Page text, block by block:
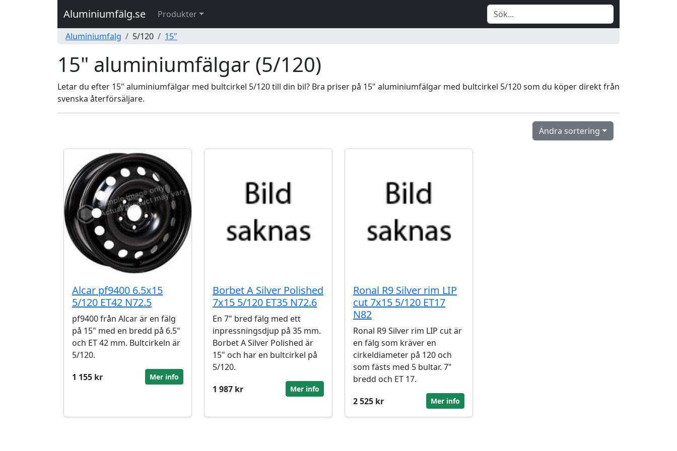
Aluminiumfälg.se
Produkter
Aluminiumfalg
5/120 15"
15" aluminiumfälgar (5/120)
Letar du efter 15" aluminiumfälgar med bultcirkel 5/120 till din bil? Bra priser på 15" aluminiumfälgar med bultcirkel 5/120 som du köper direkt från
svenska återförsäljare.
Ändra sortering
Alcar pf9400 6.5x15
5/120 ET42 N72.5
pf9400 från Alcar är en fälg
på 15" med en bredd på 6.5"
och ET 42 mm. Bultcirkeln är
5/120.
1 155 kr
Mer info
Borbet A Silver Polished
7x15 5/120 ET35 N72.6
En 7" bred fälg med ett
inpressningsdjup på 35 mm.
Borbet A Silver Polished är
15" och har en bultcirkel på
5/120.
1 987 kr
Mer info
Ronal R9 Silver rim LIP
cut 7x15 5/120 ET17
N82
Ronal R9 Silver rim LIP cut är
en fälg som kräver en
cirkeldiameter på 120 och
som fästs med 5 bultar. 7"
bredd och ET 17.
2 525 kr
Mer info